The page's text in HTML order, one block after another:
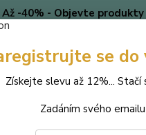
Až -40% - Objevte
🎄 VÁNOCE Blog se
Získejte slevu až 12%...
Zadáním svého